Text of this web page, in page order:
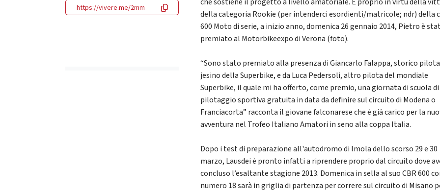
https://vivere.me/2mm
della categoria Rookie (per intenderci esordienti/matricole; ndr) della
600 Moto di serie, a inizio anno, domenica 26 gennaio 2014, Pietro è
premiato al Motorbikeexpo di Verona (foto).
“Sono stato premiato alla presenza di Giancarlo Falappa, storico pilota
jesino della Superbike, e da Luca Pedersoli, altro pilota del mondiale
Superbike, il quale mi ha offerto, come premio, una giornata di scuola di
pilotaggio sportiva gratuita in data da definire sul circuito di Modena o
Franciacorta” racconta il giovane falconarese che è già carico per la
avventura nel Trofeo Italiano Amatori in seno alla coppa Italia.
Dopo i test di preparazione all'autodromo di Imola dello scorso 29 e 30
marzo, Lausdei è pronto infatti a riprendere proprio dal circuito dove
concluso l’esaltante stagione 2013. Domenica in sella al suo CBR 600
numero 18 sarà in griglia di partenza per correre sul circuito di Misano